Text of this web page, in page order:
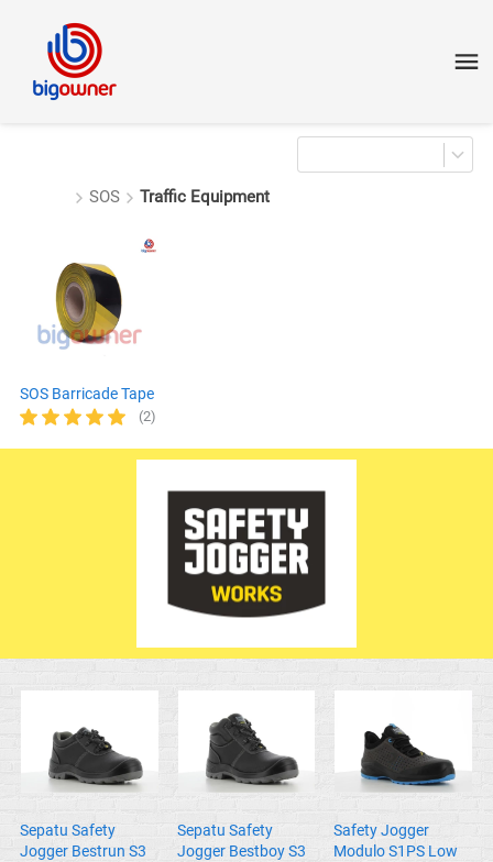
SOS Traffic Equipment
SOS Barricade Tape
(2)
Sepatu Safety
Jogger Bestrun S3
Sepatu Safety
Jogger Bestboy S3
Safety Jogger
Modulo S1PS Low